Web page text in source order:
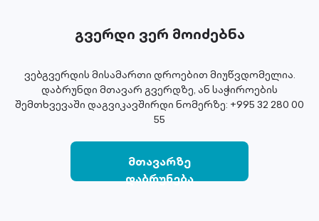
გვერდი ვერ მოიძებნა
ვებგვერდის მისამართი დროებით მიუწვდომელია.
დაბრუნდი მთავარ გვერდზე, ან საჭიროების
შემთხვევაში დაგვიკავშირდი ნომერზე: +995 32 280 00
55
მთავარზე
დაბრუნება